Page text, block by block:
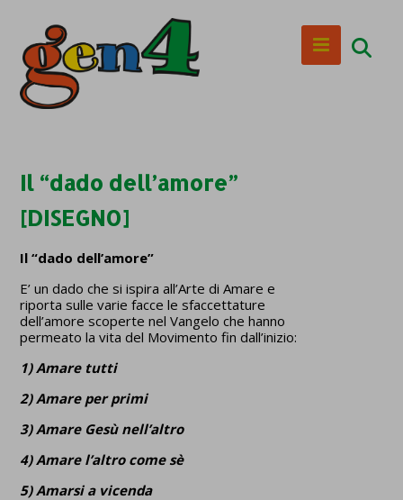
Il “dado dell’amore”
[DISEGNO]
Il “dado dell’amore”
E’ un dado che si ispira all’Arte di Amare e
riporta sulle varie facce le sfaccettature
dell’amore scoperte nel Vangelo che hanno
permeato la vita del Movimento fin dall’inizio:
1) Amare tutti
2) Amare per primi
3) Amare Gesù nell’altro
4) Amare l’altro come sè
5) Amarsi a vicenda